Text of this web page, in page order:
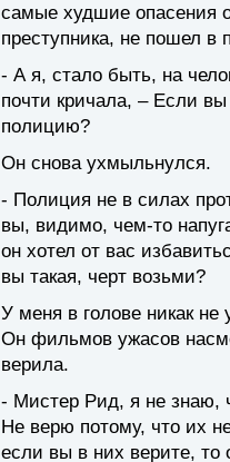
самые худшие опасения
преступника, не пошел в
- А я, стало быть, на
почти кричала, – Если
полицию?
Он снова ухмыльнулся.
- Полиция не в силах
вы, видимо, чем-то
он хотел от вас
вы такая, черт возьми?
У меня в голове никак не
Он фильмов ужасов
верила.
- Мистер Рид, я не знаю,
Не верю потому, что их
если вы в них верите, то